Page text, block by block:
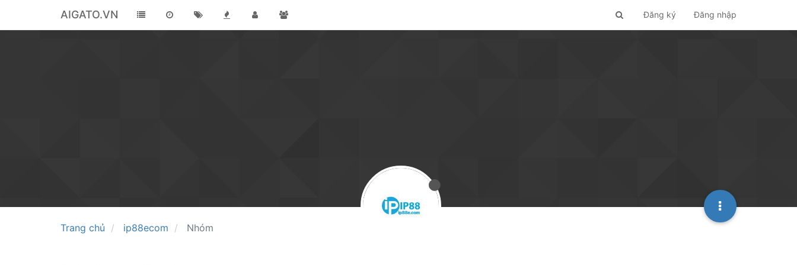
AIGATO.VN Đăng ký Đăng nhập
Trang chủ ip88ecom Nhóm